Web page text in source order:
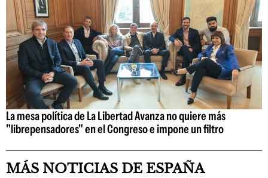
La mesa política de La Libertad Avanza no quiere más
"librepensadores" en el Congreso e impone un filtro
MÁS NOTICIAS DE ESPAÑA